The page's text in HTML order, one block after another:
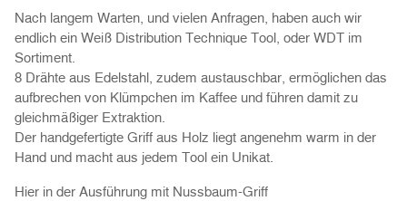
Nach langem Warten, und vielen Anfragen, haben auch wir
endlich ein Weiß Distribution Technique Tool, oder WDT im
Sortiment.
8 Drähte aus Edelstahl, zudem austauschbar, ermöglichen das
aufbrechen von Klümpchen im Kaffee und führen damit zu
gleichmäßiger Extraktion.
Der handgefertigte Griff aus Holz liegt angenehm warm in der
Hand und macht aus jedem Tool ein Unikat.
Hier in der Ausführung mit Nussbaum-Griff